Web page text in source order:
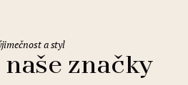
značky
a styl